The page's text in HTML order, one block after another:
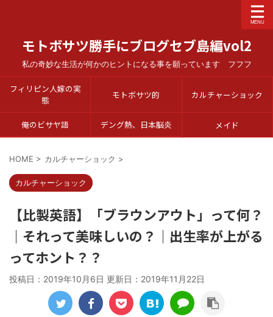
モトボサツ勝手にブログセブ島編vol2
私の奇妙な生活が何かのヒントになる事を願っています フフフ
フィリピン人嫁の実
態
モトボサツ的 カルチャーショック
俺のビサヤ語 デング熱、日本脳炎 メイド
HOME > カルチャーショック >
カルチャーショック
【比製英語】「ブラウンアウト」って何？
｜それって美味しいの？｜出生率が上がる
ってホント？？
投稿日：2019年10月6日 更新日： 2019年11月22日